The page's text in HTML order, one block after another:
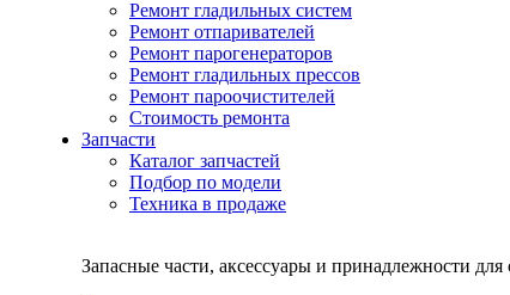
Ремонт гладильных систем
Ремонт отпаривателей
Ремонт парогенераторов
Ремонт гладильных прессов
Ремонт пароочистителей
Стоимость ремонта
Запчасти
Каталог запчастей
Подбор по модели
Техника в продаже
Запасные части, аксессуары и принадлежности